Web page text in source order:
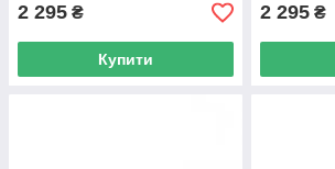
2 295 ₴
Купити
2 295 ₴